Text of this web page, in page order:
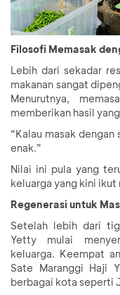
Filosofi Memasak
Lebih dari sekadar
makanan sangat
Menurutnya,
memberikan hasil
“Kalau masak
enak.”
Nilai ini pula yang
keluarga yang kini ikut
Regenerasi untuk
Setelah lebih dari
Yetty mulai
keluarga. Keempat
Sate Maranggi Haji
berbagai kota seperti